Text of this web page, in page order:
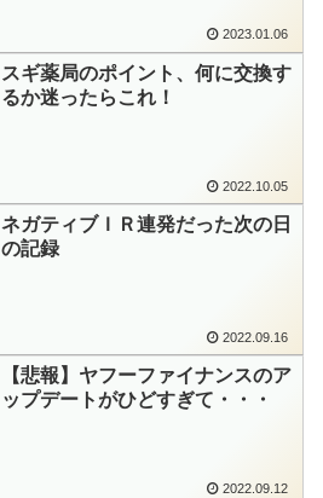
2023.01.06
スギ薬局のポイント、何に交換す
るか迷ったらこれ！
2022.10.05
ネガティブＩＲ連発だった次の日
の記録
2022.09.16
【悲報】ヤフーファイナンスのア
ップデートがひどすぎて・・・
2022.09.12